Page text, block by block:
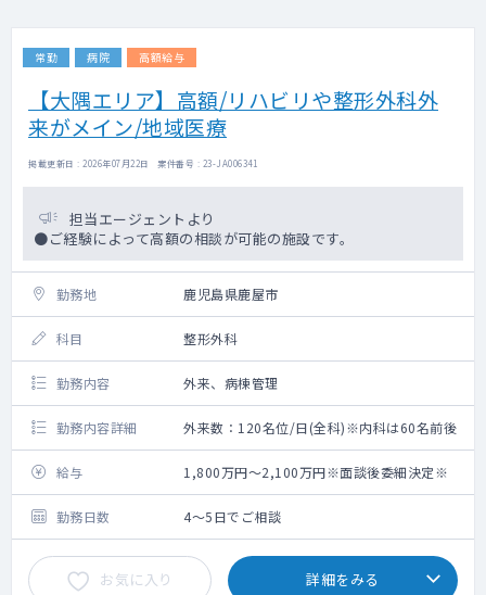
常勤 病院 高額給与
【大隅エリア】高額/リハビリや整形外科外
来がメイン/地域医療
掲載更新日 : 2026年07月22日 案件番号 : 23-JA006341
担当エージェントより
●ご経験によって高額の相談が可能の施設です。
勤務地 鹿児島県鹿屋市
科目 整形外科
勤務内容 外来、病棟管理
勤務内容詳細 外来数：120名位/日(全科)※内科は60名前後
給与 1,800万円～2,100万円※面談後委細決定※
勤務日数 4～5日でご相談
お気に入り 詳細をみる